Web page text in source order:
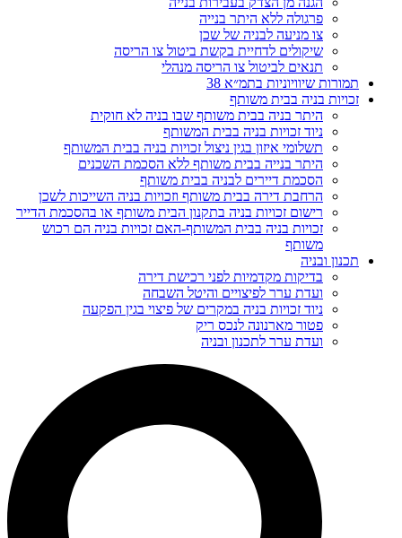
פרגולה ללא היתר בנייה
צו מניעה לבניה של שכן
שיקולים לדחיית בקשת ביטול צו הריסה
תנאים לביטול צו הריסה מנהלי
תמורות שיוויוניות בתמ״א 38
זכויות בניה בבית משותף
היתר בניה בבית משותף שבו בניה לא חוקית
ניוד זכויות בניה בבית המשותף
תשלומי איזון בגין ניצול זכויות בניה בבית המשותף
היתר בנייה בבית משותף ללא הסכמת השכנים
הסכמת דיירים לבניה בבית משותף
הרחבת דירה בבית משותף וזכויות בניה השייכות לשכן
רישום זכויות בניה בתקנון הבית משותף או בהסכמת הדייר
זכויות בניה בבית המשותף-האם זכויות בניה הם רכוש
משותף
תכנון ובניה
בדיקות מקדמיות לפני רכישת דירה
ועדת ערר לפיצויים והיטל השבחה
ניוד זכויות בניה במקרים של פיצוי בגין הפקעה
פטור מארנונה לנכס ריק
ועדת ערר לתכנון ובניה